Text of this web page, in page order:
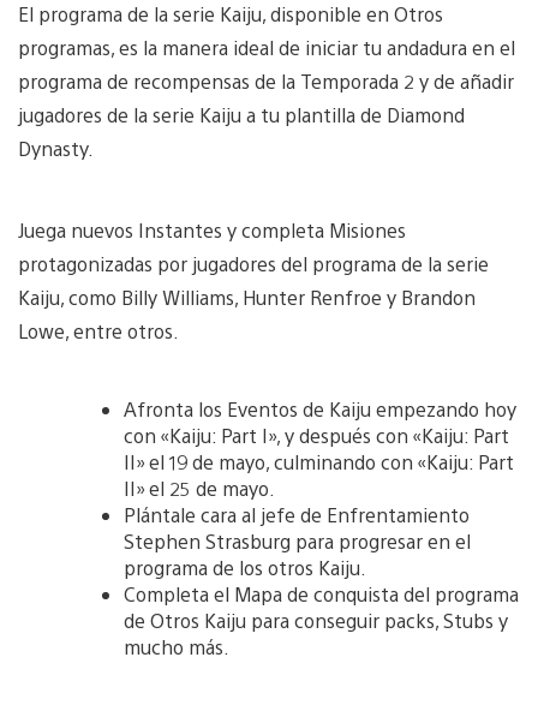
El programa de la serie Kaiju, disponible en Otros
programas, es la manera ideal de iniciar tu andadura en el
programa de recompensas de la Temporada 2 y de añadir
jugadores de la serie Kaiju a tu plantilla de Diamond
Dynasty.
Juega nuevos Instantes y completa Misiones
protagonizadas por jugadores del programa de la serie
Kaiju, como Billy Williams, Hunter Renfroe y Brandon
Lowe, entre otros.
Afronta los Eventos de Kaiju empezando hoy
con «Kaiju: Part I», y después con «Kaiju: Part
II» el 19 de mayo, culminando con «Kaiju: Part
II» el 25 de mayo.
Plántale cara al jefe de Enfrentamiento
Stephen Strasburg para progresar en el
programa de los otros Kaiju.
Completa el Mapa de conquista del programa
de Otros Kaiju para conseguir packs, Stubs y
mucho más.